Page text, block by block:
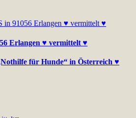
Erlangen ♥ vermittelt ♥
für Hunde“ in Österreich ♥